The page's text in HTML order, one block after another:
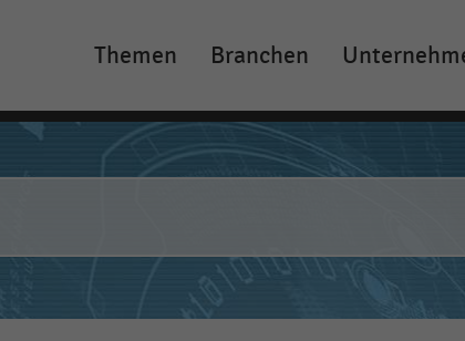
Main
navigation
Themen Branchen